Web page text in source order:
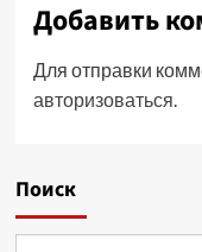
Добавить
Для отправки
авторизоваться.
Поиск